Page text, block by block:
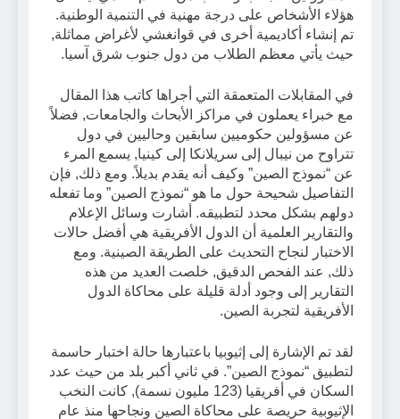
هؤلاء الأشخاص على درجة مهنية في التنمية الوطنية.
تم إنشاء أكاديمية أخرى في قوانغشي لأغراض مماثلة,
حيث يأتي معظم الطلاب من دول جنوب شرق آسيا.
في المقابلات المتعمقة التي أجراها كاتب هذا المقال
مع خبراء يعملون في مراكز الأبحاث والجامعات, فضلاً
عن مسؤولين حكوميين سابقين وحاليين في دول
تتراوح من نيبال إلى سريلانكا إلى كينيا, يسمع المرء
عن “نموذج الصين” وكيف أنه يقدم بديلاً. ومع ذلك, فإن
التفاصيل شحيحة حول ما هو “نموذج الصين” وما تفعله
دولهم بشكل محدد لتطبيقه. أشارت وسائل الإعلام
والتقارير العلمية أن الدول الأفريقية هي أفضل حالات
الاختبار لنجاح التحديث على الطريقة الصينية. ومع
ذلك, عند الفحص الدقيق, خلصت العديد من هذه
التقارير إلى وجود أدلة قليلة على محاكاة الدول
الأفريقية لتجربة الصين.
لقد تم الإشارة إلى إثيوبيا باعتبارها حالة اختبار حاسمة
لتطبيق “نموذج الصين”. في ثاني أكبر بلد من حيث عدد
السكان في أفريقيا (123 مليون نسمة), كانت النخب
الإثيوبية حريصة على محاكاة الصين ونجاحها منذ عام